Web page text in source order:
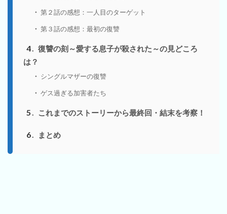
第２話の感想：一人目のターゲット
第３話の感想：最初の復讐
4
復讐の刻～愛する息子が殺された～の見どころ
は？
シングルマザーの復讐
ゲス過ぎる加害者たち
5 これまでのストーリーから最終回・結末を考察！
6 まとめ